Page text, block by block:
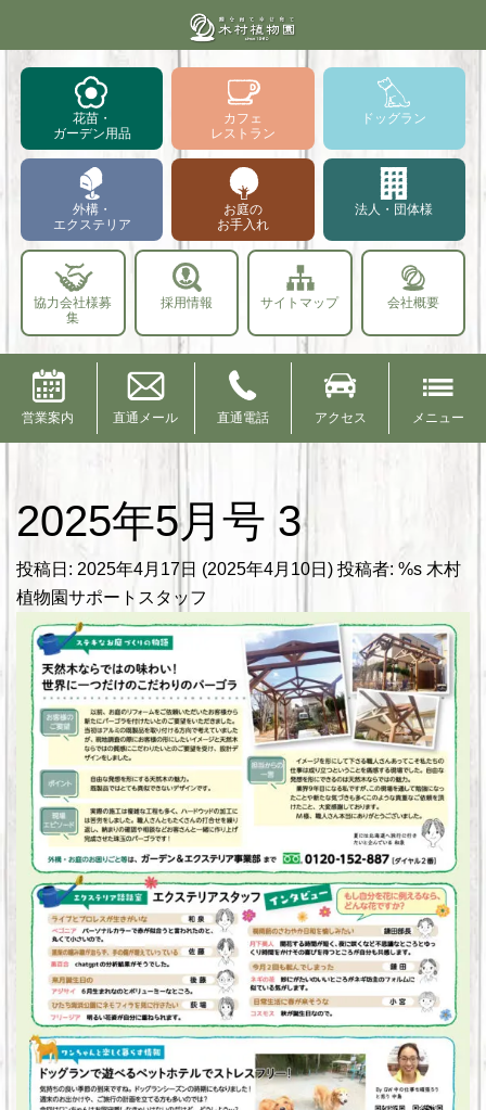
花苗・
ガーデン用品
カフェ
レストラン
ドッグラン
外構・
エクステリア
お庭の
お手入れ
法人・団体様
協力会社様募
集
採用情報 サイトマップ 会社概要
営業案内 直通メール 直通電話 アクセス メニュー
2025年5月号 3
投稿日: 2025年4月17日 (2025年4月10日) 投稿者: %s 木村
植物園サポートスタッフ